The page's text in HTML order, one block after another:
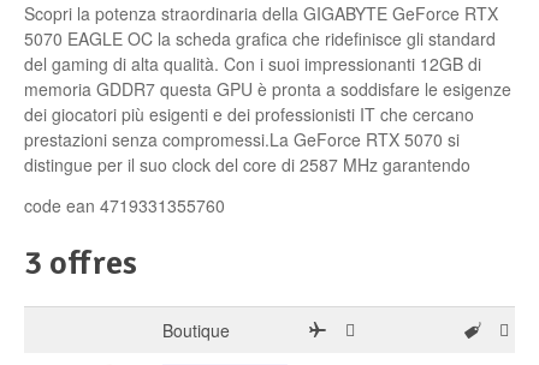
Scopri la potenza straordinaria della GIGABYTE GeForce RTX
5070 EAGLE OC la scheda grafica che ridefinisce gli standard
del gaming di alta qualità. Con i suoi impressionanti 12GB di
memoria GDDR7 questa GPU è pronta a soddisfare le esigenze
dei giocatori più esigenti e dei professionisti IT che cercano
prestazioni senza compromessi.La GeForce RTX 5070 si
distingue per il suo clock del core di 2587 MHz garantendo
code ean 4719331355760
3 offres
Boutique